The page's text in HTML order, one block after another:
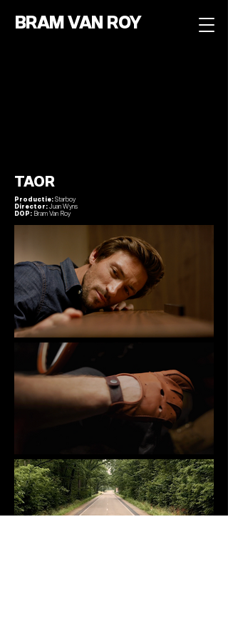
BRAM VAN ROY
TAOR
Productie: Starboy
Director: Juan Wyns
DOP: Bram Van Roy